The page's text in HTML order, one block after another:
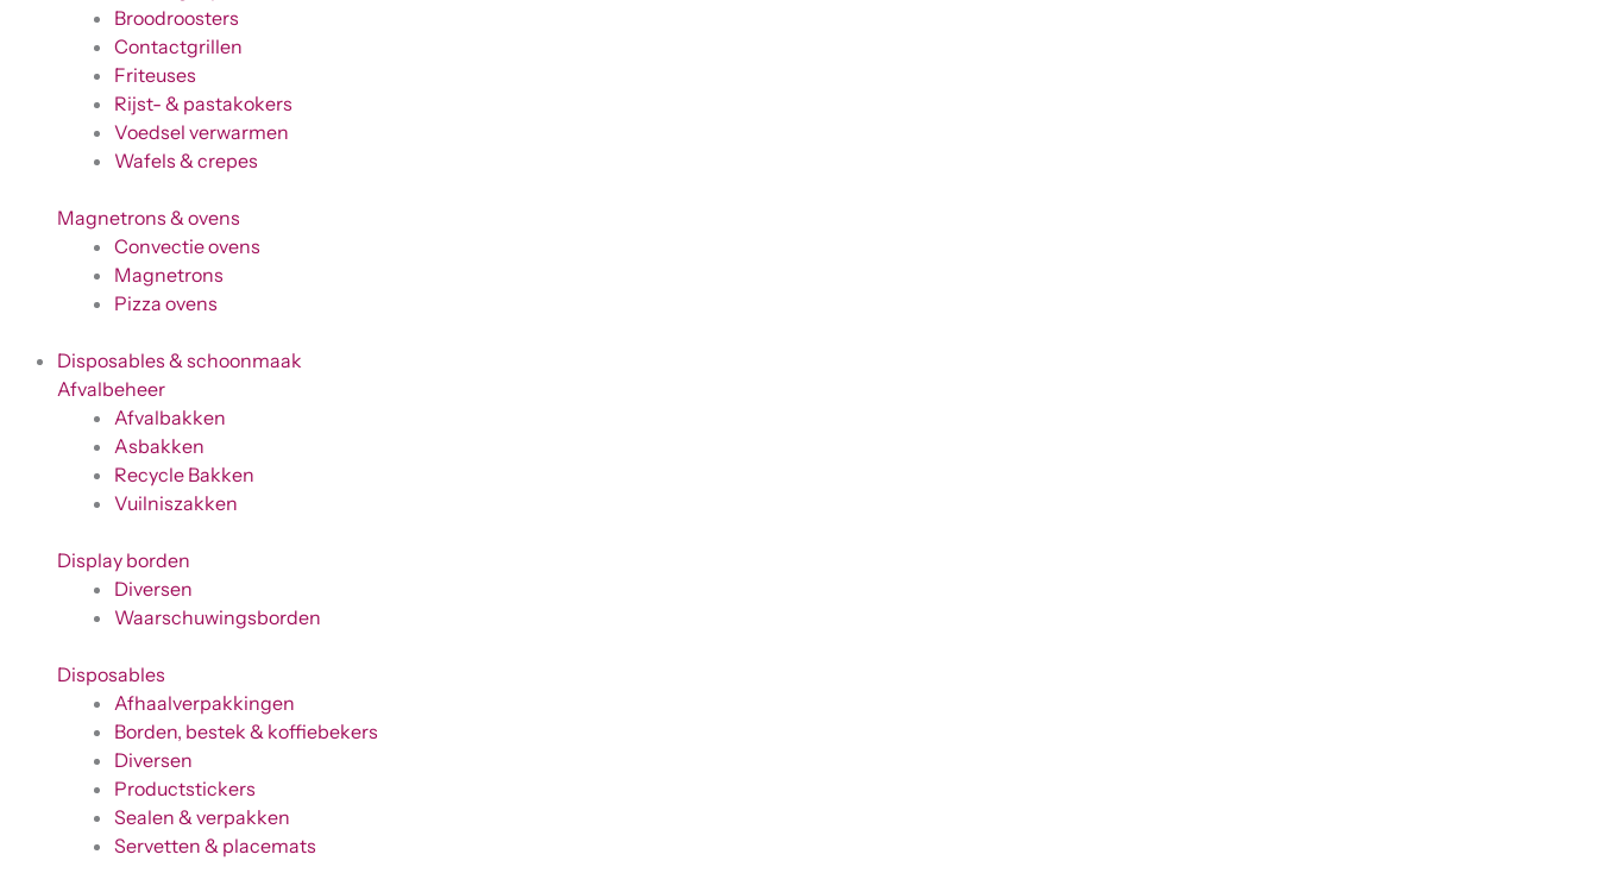
Broodroosters
Contactgrillen
Friteuses
Rijst- & pastakokers
Voedsel verwarmen
Wafels & crepes
Magnetrons & ovens
Convectie ovens
Magnetrons
Pizza ovens
Disposables & schoonmaak
Afvalbeheer
Afvalbakken
Asbakken
Recycle Bakken
Vuilniszakken
Display borden
Diversen
Waarschuwingsborden
Disposables
Afhaalverpakkingen
Borden, bestek & koffiebekers
Diversen
Productstickers
Sealen & verpakken
Servetten & placemats